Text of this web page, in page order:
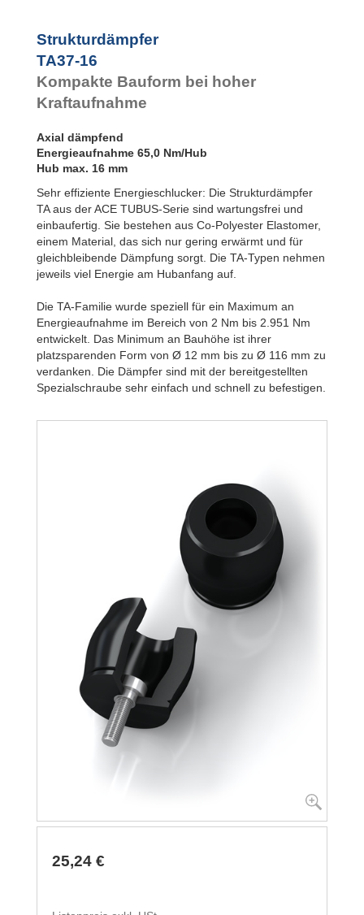
TA98-40
TA116-48
Strukturdämpfer
TA37-16
Kompakte Bauform bei hoher
Kraftaufnahme
Axial dämpfend
Energieaufnahme 65,0 Nm/Hub
Hub max. 16 mm
Sehr effiziente Energieschlucker: Die Strukturdämpfer
TA aus der ACE TUBUS-Serie sind wartungsfrei und
einbaufertig. Sie bestehen aus Co-Polyester Elastomer,
einem Material, das sich nur gering erwärmt und für
gleichbleibende Dämpfung sorgt. Die TA-Typen nehmen
jeweils viel Energie am Hubanfang auf.
Die TA-Familie wurde speziell für ein Maximum an
Energieaufnahme im Bereich von 2 Nm bis 2.951 Nm
entwickelt. Das Minimum an Bauhöhe ist ihrer
platzsparenden Form von Ø 12 mm bis zu Ø 116 mm zu
verdanken. Die Dämpfer sind mit der bereitgestellten
Spezialschraube sehr einfach und schnell zu befestigen.
25,24 €